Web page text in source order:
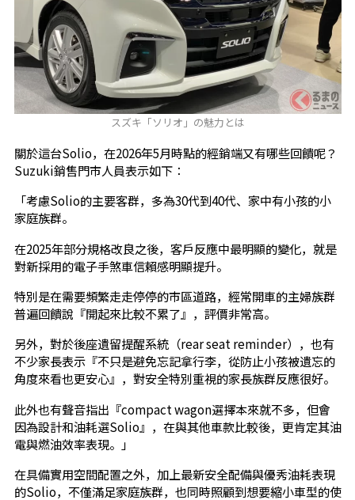
スズキ「ソリオ」の魅力とは
關於這台Solio，在2026年5月時點的經銷端又有哪些回饋呢？
Suzuki銷售門市人員表示如下：
「考慮Solio的主要客群，多為30代到40代、家中有小孩的小
家庭族群。
在2025年部分規格改良之後，客戶反應中最明顯的變化，就是
對新採用的電子手煞車信賴感明顯提升。
特別是在需要頻繁走走停停的市區道路，經常開車的主婦族群
普遍回饋說『開起來比較不累了』，評價非常高。
另外，對於後座遺留提醒系統（rear seat reminder），也有
不少家長表示『不只是避免忘記拿行李，從防止小孩被遺忘的
角度來看也更安心』，對安全特別重視的家長族群反應很好。
此外也有聲音指出『compact wagon選擇本來就不多，但會
因為設計和油耗選Solio』，在與其他車款比較後，更肯定其油
電與燃油效率表現。」
在具備實用空間配置之外，加上最新安全配備與優秀油耗表現
的Solio，不僅滿足家庭族群，也同時照顧到想要縮小車型的使